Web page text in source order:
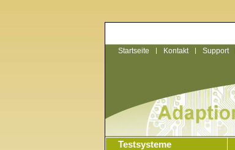
Startseite | Kontakt | Support
Testsysteme